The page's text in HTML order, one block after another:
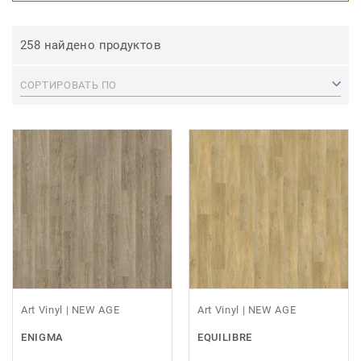
258 найдено продуктов
СОРТИРОВАТЬ ПО
Art Vinyl | NEW AGE
ENIGMA
Art Vinyl | NEW AGE
EQUILIBRE